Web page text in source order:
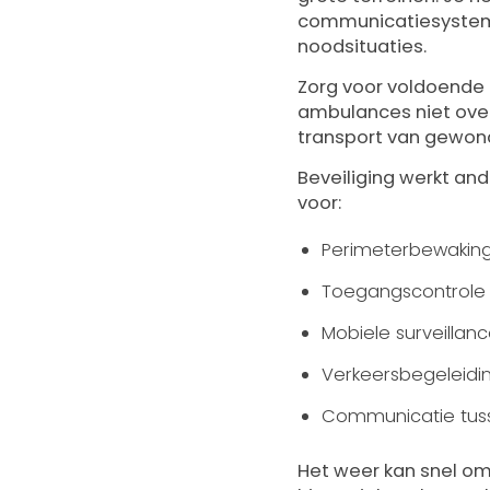
noodsituaties.
Zorg voor
ambulances niet
transport van
Beveiliging werkt
voor:
Mobiele
Communicatie
Het weer kan snel